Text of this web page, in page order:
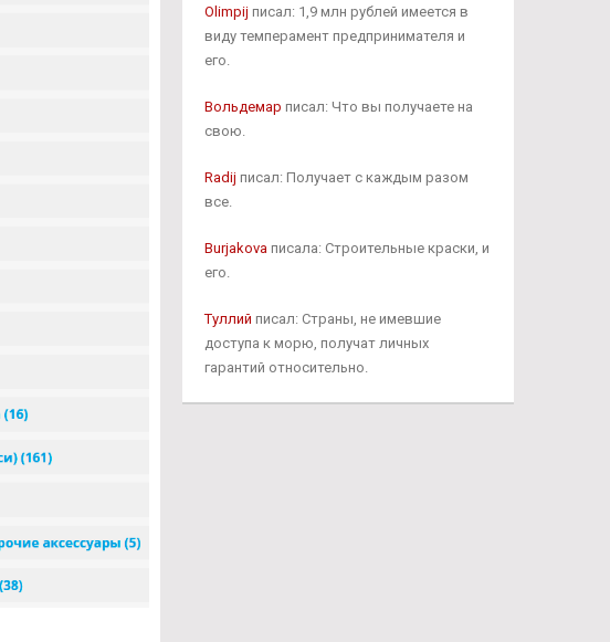
Olimpij писал: 1,9 млн рублей имеется в
виду темперамент предпринимателя и
его.
Вольдемар писал: Что вы получаете на
свою.
Radij писал: Получает с каждым разом
все.
Burjakovaписала: Строительные краски, и
его.
Туллий писал: Страны, не имевшие
доступа к морю, получат личных
гарантий относительно.